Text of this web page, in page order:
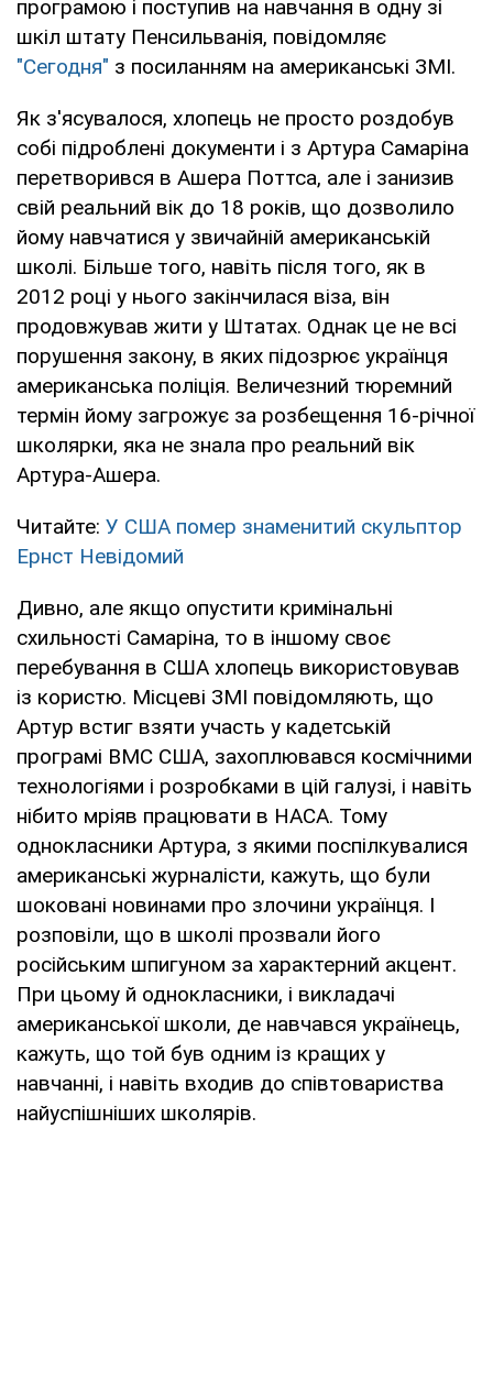
програмою і поступив на навчання в одну зі
шкіл штату Пенсильванія, повідомляє
"Сегодня" з посиланням на американські ЗМІ.
Як з'ясувалося, хлопець не просто роздобув
собі підроблені документи і з Артура Самаріна
перетворився в Ашера Поттса, але і занизив
свій реальний вік до 18 років, що дозволило
йому навчатися у звичайній американській
школі. Більше того, навіть після того, як в
2012 році у нього закінчилася віза, він
продовжував жити у Штатах. Однак це не всі
порушення закону, в яких підозрює українця
американська поліція. Величезний тюремний
термін йому загрожує за розбещення 16-річної
школярки, яка не знала про реальний вік
Артура-Ашера.
Читайте: У США помер знаменитий скульптор
Ернст Невідомий
Дивно, але якщо опустити кримінальні
схильності Самаріна, то в іншому своє
перебування в США хлопець використовував
із користю. Місцеві ЗМІ повідомляють, що
Артур встиг взяти участь у кадетській
програмі ВМС США, захоплювався космічними
технологіями і розробками в цій галузі, і навіть
нібито мріяв працювати в НАСА. Тому
однокласники Артура, з якими поспілкувалися
американські журналісти, кажуть, що були
шоковані новинами про злочини українця. І
розповіли, що в школі прозвали його
російським шпигуном за характерний акцент.
При цьому й однокласники, і викладачі
американської школи, де навчався українець,
кажуть, що той був одним із кращих у
навчанні, і навіть входив до співтовариства
найуспішніших школярів.